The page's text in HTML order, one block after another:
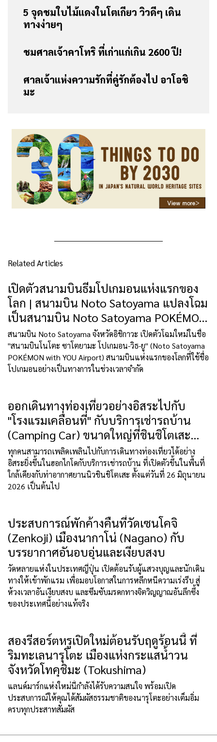
5 จุดชมใบไม้แดงในโตเกียว วิวดีๆ เดิน
ทางง่ายๆ
ชมศาลเจ้าคาโทริ ที่เก่าแก่เกิน 2600 ปี!
ศาลเจ้าแห่งความรักที่คู่รักต้องไป อาโอชิ
มะ
Related Articles
เปิดตัวสนามบินธีมโปเกมอนแห่งแรกของ
โลก | สนามบิน Noto Satoyama แปลงโฉม
เป็นสนามบิน Noto Satoyama POKÉMON
with YOU
สนามบิน Noto Satoyama จังหวัดอิชิกาวะ เปิดตัวโฉมใหม่ในชื่อ
"สนามบินโนโตะ ซาโตยามะ โปเกมอน-วิธ-ยู" (Noto Satoyama
POKÉMON with YOU Airport) สนามบินแห่งแรกของโลกที่ใช้ชื่อ
โปเกมอนอย่างเป็นทางการในช่วงเวลาจำกัด
ออกเดินทางท่องเที่ยวอย่างอิสระไปกับ
"โรงแรมเคลื่อนที่" กับบริการเช่ารถบ้าน
(Camping Car) ขนาดใหญ่ที่ชินชิโตเสะ
(Shin-Chitose) ฮอกไกโด!
ทุกคนสามารถเพลิดเพลินไปกับการเดินทางท่องเที่ยวได้อย่าง
อิสระยิ่งขึ้นในฮอกไกโดกับบริการเช่ารถบ้าน ที่เปิดตัวขึ้นในพื้นที่
ใกล้เคียงกับท่าอากาศยานนิวชินชิโตเสะ ตั้งแต่วันที่ 26 มิถุนายน
2026 เป็นต้นไป
ประสบการณ์พักค้างคืนที่วัดเซนโคจิ
(Zenkoji) เมืองนากาโน่ (Nagano) กับ
บรรยากาศอันอบอุ่นและเงียบสงบ
วัดหลายแห่งในประเทศญี่ปุ่น เปิดต้อนรับผู้แสวงบุญและนักเดิน
ทางให้เข้าพักแรม เพื่อมอบโอกาสในการหลีกหนีความเร่งรีบ สู่
ห้วงเวลาอันเงียบสงบ และซึมซับมรดกทางจิตวิญญาณอันลึกซึ้ง
ของประเทศนี้อย่างแท้จริง
สองรีสอร์ตหรูเปิดใหม่ต้อนรับฤดูร้อนนี้ ที่
ริมทะเลนารุโตะ เมืองแห่งกระแสน้ำวน
จังหวัดโทคุชิมะ (Tokushima)
แลนด์มาร์กแห่งใหม่นี้กำลังได้รับความสนใจ พร้อมเปิด
ประสบการณ์ให้คุณได้สัมผัสธรรมชาติของนารุโตะอย่างเต็มอิ่ม
ครบทุกประสาทสัมผัส